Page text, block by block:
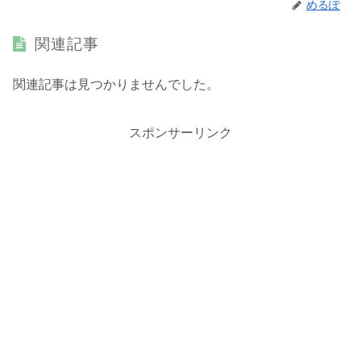
めるぽ
関連記事
関連記事は見つかりませんでした。
スポンサーリンク